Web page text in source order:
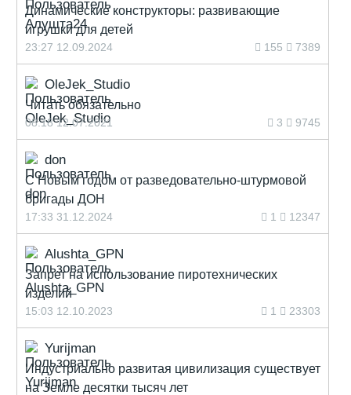
Динамические конструкторы: развивающие
игрушки для детей
23:27 12.09.2024 155 7389
OleJek_Studio
Читать обязательно
08:18 12.07.2021 3 9745
don
С Новым годом от разведовательно-штурмовой
бригады ДОН
17:33 31.12.2024 1 12347
Alushta_GPN
Запрет на использование пиротехнических
изделий
15:03 12.10.2023 1 23303
Yurijman
Индустриально развитая цивилизация существует
на Земле десятки тысяч лет